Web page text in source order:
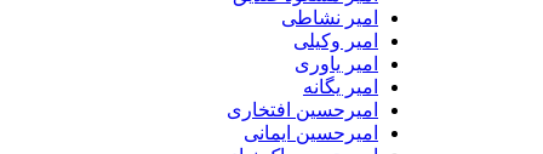
امیر نشاطی
امیر وکیلی
امیر یاوری
امیر یگانه
امیرحسین افتخاری
امیرحسین ایمانی